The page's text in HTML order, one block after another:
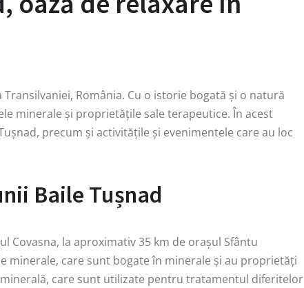
România. Cu o istorie bogată și o natură
minerale și proprietățile sale terapeutice. În acest
precum și activitățile și evenimentele care au loc
Baile Tușnad
Covasna, la aproximativ 35 km de orașul Sfântu
minerale, care sunt bogate în minerale și au proprietăți
care sunt utilizate pentru tratamentul diferitelor